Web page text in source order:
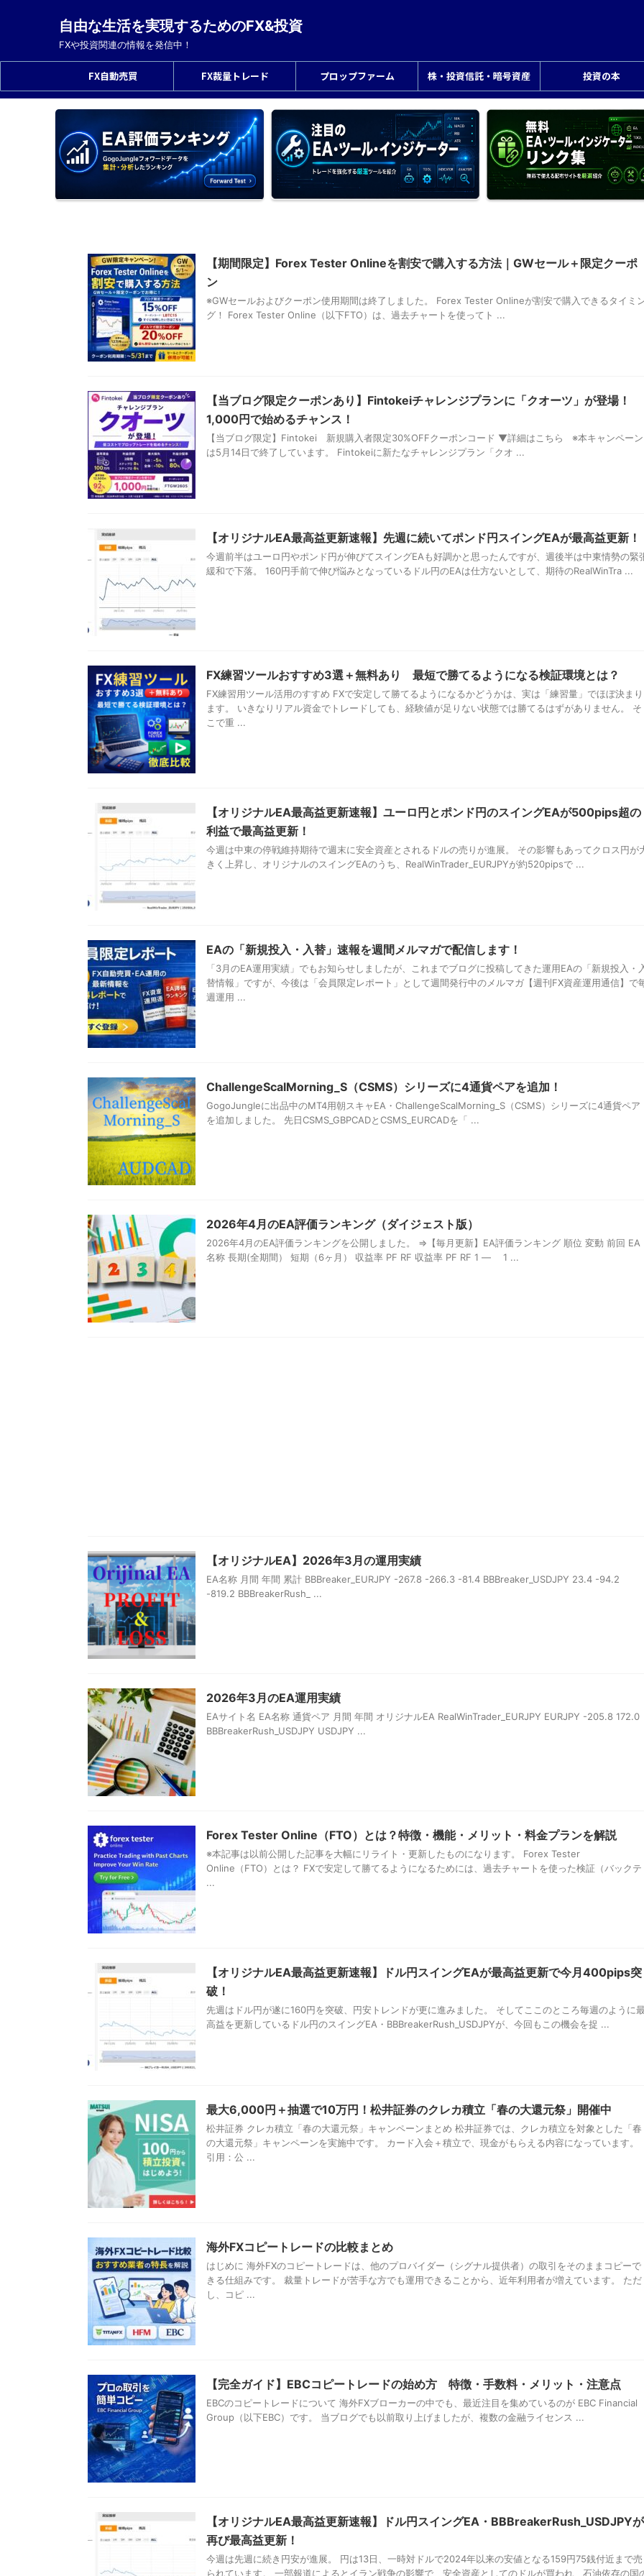
自由な生活を実現するためのFX&投資
FXや投資関連の情報を発信中！
FX自動売買 FX裁量トレード プロップファーム 株・投資信託・暗号資産 投資の本
【期間限定】Forex Tester Onlineを割安で購入する方法｜GWセール＋限定クーポ
ン
※GWセールおよびクーポン使用期間は終了しました。 Forex Tester Onlineが割安で購入できるタイミ
グ！ Forex Tester Online（以下FTO）は、過去チャートを使ってト ...
【当ブログ限定クーポンあり】Fintokeiチャレンジプランに「クオーツ」が登場！
1,000円で始めるチャンス！
【当ブログ限定】Fintokei 新規購入者限定30%OFFクーポンコード ▼詳細はこちら ※本キャンペーン
は5月14日で終了しています。 Fintokeiに新たなチャレンジプラン「クオ ...
【オリジナルEA最高益更新速報】先週に続いてポンド円スイングEAが最高益更新！
今週前半はユーロ円やポンド円が伸びてスイングEAも好調かと思ったんですが、週後半は中東情勢の緊
緩和で下落。 160円手前で伸び悩みとなっているドル円のEAは仕方ないとして、期待のRealWinTra ...
FX練習ツールおすすめ3選＋無料あり 最短で勝てるようになる検証環境とは？
FX練習用ツール活用のすすめ FXで安定して勝てるようになるかどうかは、実は「練習量」でほぼ決まり
ます。 いきなりリアル資金でトレードしても、経験値が足りない状態では勝てるはずがありません。 そ
こで重 ...
【オリジナルEA最高益更新速報】ユーロ円とポンド円のスイングEAが500pips超の
利益で最高益更新！
今週は中東の停戦維持期待で週末に安全資産とされるドルの売りが進展。 その影響もあってクロス円が
きく上昇し、オリジナルのスイングEAのうち、RealWinTrader_EURJPYが約520pipsで ...
EAの「新規投入・入替」速報を週間メルマガで配信します！
「3月のEA運用実績」でもお知らせしましたが、これまでブログに投稿してきた運用EAの「新規投入・
替情報」ですが、今後は「会員限定レポート」として週間発行中のメルマガ【週刊FX資産運用通信】で
週運用 ...
ChallengeScalMorning_S（CSMS）シリーズに4通貨ペアを追加！
GogoJungleに出品中のMT4用朝スキャEA・ChallengeScalMorning_S（CSMS）シリーズに4通貨ペア
を追加しました。 先日CSMS_GBPCADとCSMS_EURCADを「 ...
2026年4月のEA評価ランキング（ダイジェスト版）
2026年4月のEA評価ランキングを公開しました。 ⇒【毎月更新】EA評価ランキング 順位 変動 前回 EA
名称 長期(全期間） 短期（6ヶ月） 収益率 PF RF 収益率 PF RF 1 ― 1 ...
【オリジナルEA】2026年3月の運用実績
EA名称 月間 年間 累計 BBBreaker_EURJPY -267.8 -266.3 -81.4 BBBreaker_USDJPY 23.4 -94.2
-819.2 BBBreakerRush_ ...
2026年3月のEA運用実績
EAサイト名 EA名称 通貨ペア 月間 年間 オリジナルEA RealWinTrader_EURJPY EURJPY -205.8 172.0
BBBreakerRush_USDJPY USDJPY ...
Forex Tester Online（FTO）とは？特徴・機能・メリット・料金プランを解説
※本記事は以前公開した記事を大幅にリライト・更新したものになります。 Forex Tester
Online（FTO）とは？ FXで安定して勝てるようになるためには、過去チャートを使った検証（バックテ
...
【オリジナルEA最高益更新速報】ドル円スイングEAが最高益更新で今月400pips突
破！
先週はドル円が遂に160円を突破、円安トレンドが更に進みました。 そしてここのところ毎週のように
高益を更新しているドル円のスイングEA・BBBreakerRush_USDJPYが、今回もこの機会を捉 ...
最大6,000円＋抽選で10万円！松井証券のクレカ積立「春の大還元祭」開催中
松井証券 クレカ積立「春の大還元祭」キャンペーンまとめ 松井証券では、クレカ積立を対象とした「春
の大還元祭」キャンペーンを実施中です。 カード入会＋積立で、現金がもらえる内容になっています。
引用：公 ...
海外FXコピートレードの比較まとめ
はじめに 海外FXのコピートレードは、他のプロバイダー（シグナル提供者）の取引をそのままコピーで
きる仕組みです。 裁量トレードが苦手な方でも運用できることから、近年利用者が増えています。 ただ
し、コピ ...
【完全ガイド】EBCコピートレードの始め方 特徴・手数料・メリット・注意点
EBCのコピートレードについて 海外FXブローカーの中でも、最近注目を集めているのが EBC Financial
Group（以下EBC）です。 当ブログでも以前取り上げましたが、複数の金融ライセンス ...
【オリジナルEA最高益更新速報】ドル円スイングEA・BBBreakerRush_USDJPYが
再び最高益更新！
今週は先週に続き円安が進展。 円は13日、一時対ドルで2024年以来の安値となる159円75銭付近まで売
られています。 一部報道によるとイラン戦争の影響で、安全資産としてのドルが買われ、石油依存の国